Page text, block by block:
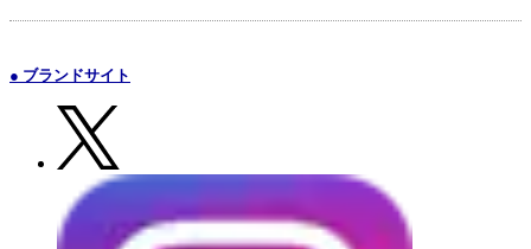
● ブランドサイト